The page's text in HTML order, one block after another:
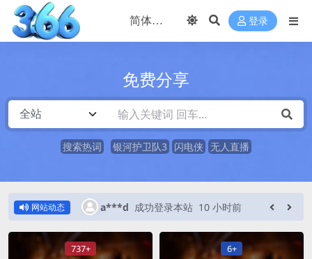
登录
免费分享
搜索热词 银河护卫队3 闪电侠 无人直播
网站动态
前 a***d 成功登录本站 10 小时前
737+ 6+